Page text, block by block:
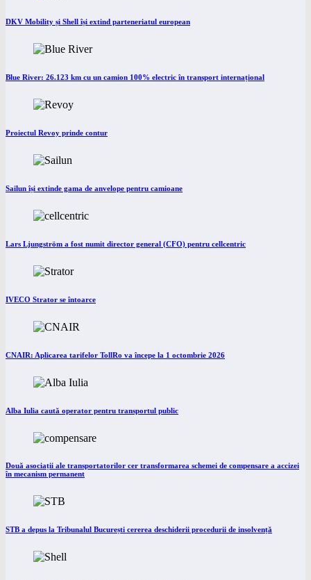
DKV Mobility și Shell își extind parteneriatul european
Blue River: 26.123 km cu un camion 100% electric în transport internațional
Proiectul Revoy prinde contur
Sailun își extinde gama de anvelope pentru camioane
Lars Ljungström a fost numit director general (CFO) pentru cellcentric
IVECO Strator se întoarce
CNAIR: Aplicarea tarifelor TollRo va începe la 1 octombrie 2026
Alba Iulia caută operator pentru transportul public
Două asociații ale transportatorilor cer transformarea schemei de compensare a accizei
în mecanism permanent
STB a depus la Tribunalul București cererea deschiderii procedurii de insolvență